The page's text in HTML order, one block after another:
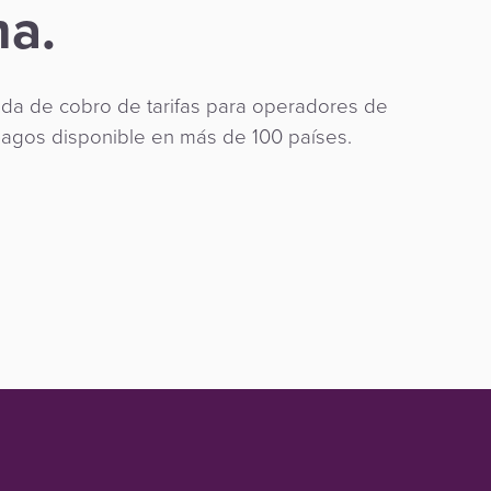
de cobro de tarifas para operadores de
disponible en más de 100 países.